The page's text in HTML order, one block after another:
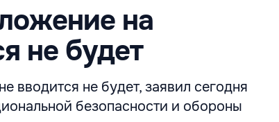
на
не будет
вводится не будет, заявил сегодня
безопасности и обороны